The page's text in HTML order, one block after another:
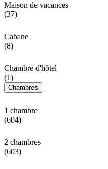
Maison de vacances
(37)
Cabane
(8)
Chambre d'hôtel
(1)
Chambres
1 chambre
(604)
2 chambres
(603)